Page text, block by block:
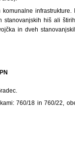
infrastrukture.
hiš ali
in dveh
760/18 in 760/22,